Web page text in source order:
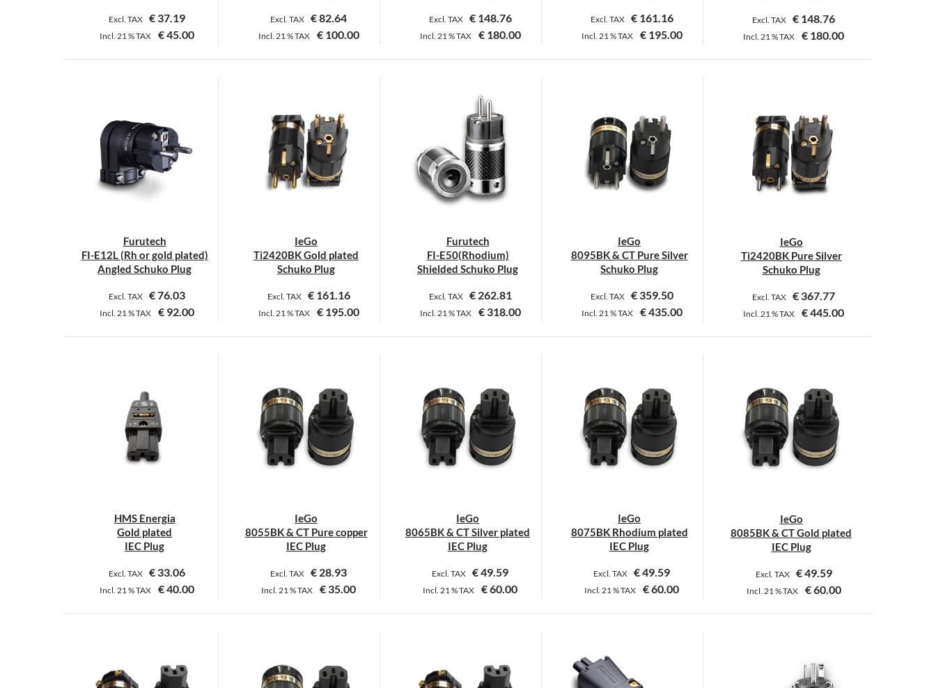
Excl. TAX € 37.19
Incl. 21 %TAX €45.00
Excl. TAX €82.64
Incl. 21 %TAX €100.00
Dieses
mehrere
Varianten
auf.
Die
Optionen
Produktseite
gewählt
Excl. TAX €148.76
Incl. 21 %TAX €180.00
Dieses
weist
mehrere
Varianten
auf.
Die
Optionen
können
Produktseite
gewählt
Excl. TAX €161.16
Incl. 21 %TAX €195.00
Excl. TAX € 148.76
Incl. 21 %TAX € 180.00
Dieses
mehrere
Varianten
auf.
Die
Optionen
können
Produktseite
gewählt
Furutech
FI-E12L (Rh or gold plated)
Angled Schuko Plug
Excl. TAX €76.03
Incl. 21 %TAX € 92.00
Dieses
mehrere
Varianten
auf.
Die
Optionen
Produktseite
gewählt
IeGo
Ti2420BK Gold plated
Schuko Plug
Excl. TAX €161.16
Incl. 21 %TAX €195.00
Furutech
FI-E50(Rhodium)
Shielded Schuko Plug
Excl. TAX €262.81
Incl. 21 %TAX €318.00
IeGo
8095BK & CT Pure Silver
Schuko Plug
Excl. TAX €359.50
Incl. 21 %TAX €435.00
Dieses
mehrere
Varianten
auf.
Die
Optionen
Produktseite
gewählt
IeGo
Ti2420BK Pure Silver
Schuko Plug
Excl. TAX € 367.77
Incl. 21 %TAX €445.00
HMS Energia
Gold plated
IEC Plug
Excl. TAX € 33.06
Incl. 21 %TAX €40.00
IeGo
8055BK & CT Pure copper
IEC Plug
Excl. TAX € 28.93
Incl. 21 %TAX € 35.00
Dieses
mehrere
Varianten
IeGo
8065BK & CT Silver plated
IEC Plug
Excl. TAX €49.59
Incl. 21 %TAX €60.00
Dieses
mehrere
Varianten
IeGo
8075BK Rhodium plated
IEC Plug
Excl. TAX €49.59
Incl. 21 %TAX €60.00
IeGo
8085BK & CT Gold plated
IEC Plug
Excl. TAX €49.59
Incl. 21 %TAX €60.00
Dieses
mehrere
Varianten